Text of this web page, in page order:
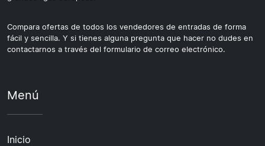
Compara ofertas de todos los vendedores de entradas de forma
fácil y sencilla. Y si tienes alguna pregunta que hacer no dudes en
contactarnos a través del formulario de correo electrónico.
Menú
Inicio